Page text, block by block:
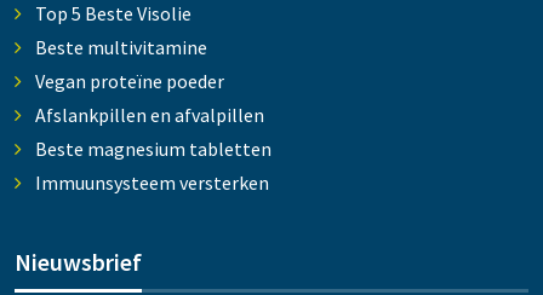
Top 5 Beste Visolie
Beste multivitamine
Vegan proteïne poeder
Afslankpillen en afvalpillen
Beste magnesium tabletten
Immuunsysteem versterken
Nieuwsbrief